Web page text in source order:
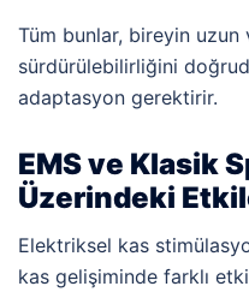
Tüm bunlar, bireyin
sürdürülebilirliğini
adaptasyon gerektirir.
EMS ve Klasik
Üzerindeki
Elektriksel kas
kas gelişiminde farklı